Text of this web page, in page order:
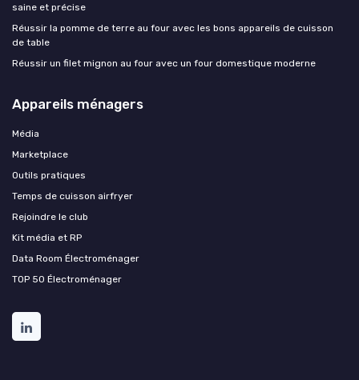
saine et précise
Réussir la pomme de terre au four avec les bons appareils de cuisson
de table
Réussir un filet mignon au four avec un four domestique moderne
Appareils ménagers
Média
Marketplace
Outils pratiques
Temps de cuisson airfryer
Rejoindre le club
Kit média et RP
Data Room Électroménager
TOP 50 Électroménager